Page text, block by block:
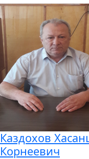
Каздохов
Корнеевич